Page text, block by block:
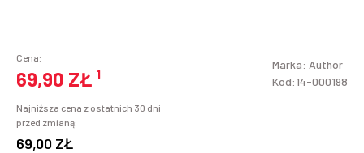
Cena:
69,90 ZŁ ¹
Najniższa cena z ostatnich 30 dni
przed zmianą:
69,00 ZŁ
Marka: Author
Kod:14-000198